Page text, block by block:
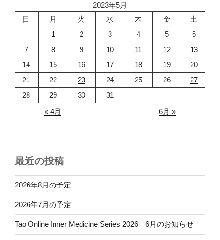
2023年5月
日
月 火 水 木 金
土
1
2 3 4 5
6
7
8 9 10 11 12
13
14
15 16 17 18 19
20
21
22 23 24 25 26
27
28
29 30
31
« 4月
6月 »
最近の投稿
2026年8月の予定
2026年7月の予定
Tao Online Inner Medicine Series 2026 6月のお知らせ